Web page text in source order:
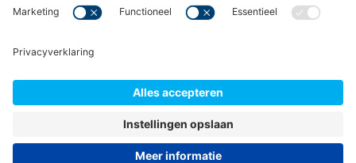
Algemene voorwaarden Garantievoorwaarden
Disclaimer
© 2026 Verandahome